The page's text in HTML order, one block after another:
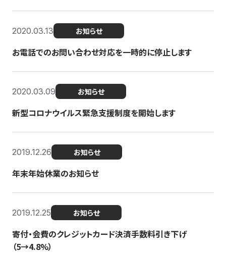
2020.03.13 お知らせ
お電話でのお問い合わせ対応を一時的に停止します
2020.03.09 お知らせ
新型コロナウイルス緊急支援制度を開始します
2019.12.26 お知らせ
年末年始休業のお知らせ
2019.12.25 お知らせ
寄付・会費のクレジットカード決済手数料引き下げ
（5→4.8%）